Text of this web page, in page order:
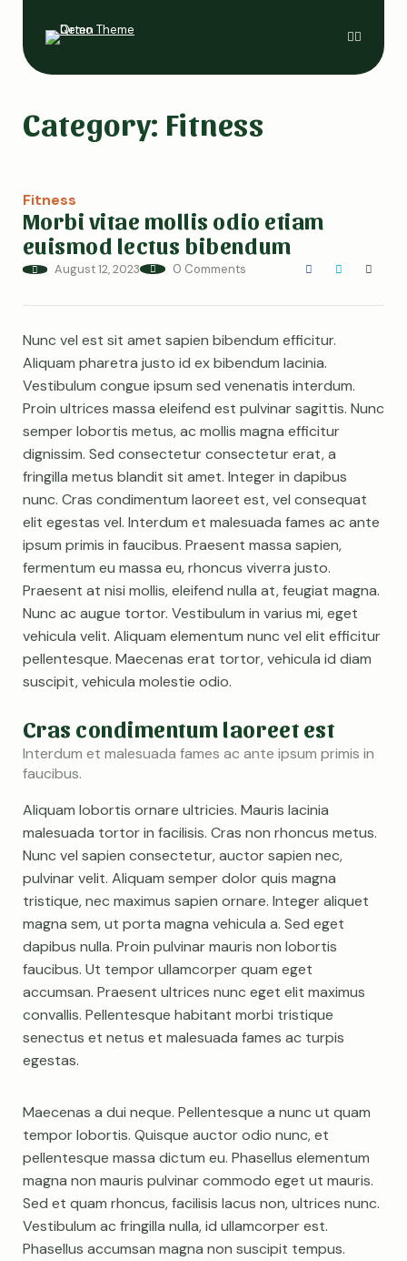
Category: Fitness
Fitness
Morbi vitae mollis odio etiam
euismod lectus bibendum
August 12, 2023 0 Comments
Nunc vel est sit amet sapien bibendum efficitur.
Aliquam pharetra justo id ex bibendum lacinia.
Vestibulum congue ipsum sed venenatis interdum.
Proin ultrices massa eleifend est pulvinar sagittis. Nunc
semper lobortis metus, ac mollis magna efficitur
dignissim. Sed consectetur consectetur erat, a
fringilla metus blandit sit amet. Integer in dapibus
nunc. Cras condimentum laoreet est, vel consequat
elit egestas vel. Interdum et malesuada fames ac ante
ipsum primis in faucibus. Praesent massa sapien,
fermentum eu massa eu, rhoncus viverra justo.
Praesent at nisi mollis, eleifend nulla at, feugiat magna.
Nunc ac augue tortor. Vestibulum in varius mi, eget
vehicula velit. Aliquam elementum nunc vel elit efficitur
pellentesque. Maecenas erat tortor, vehicula id diam
suscipit, vehicula molestie odio.
Cras condimentum laoreet est
Interdum et malesuada fames ac ante ipsum primis in
faucibus.
Aliquam lobortis ornare ultricies. Mauris lacinia
malesuada tortor in facilisis. Cras non rhoncus metus.
Nunc vel sapien consectetur, auctor sapien nec,
pulvinar velit. Aliquam semper dolor quis magna
tristique, nec maximus sapien ornare. Integer aliquet
magna sem, ut porta magna vehicula a. Sed eget
dapibus nulla. Proin pulvinar mauris non lobortis
faucibus. Ut tempor ullamcorper quam eget
accumsan. Praesent ultrices nunc eget elit maximus
convallis. Pellentesque habitant morbi tristique
senectus et netus et malesuada fames ac turpis
egestas.
Maecenas a dui neque. Pellentesque a nunc ut quam
tempor lobortis. Quisque auctor odio nunc, et
pellentesque massa dictum eu. Phasellus elementum
magna non mauris pulvinar commodo eget ut mauris.
Sed et quam rhoncus, facilisis lacus non, ultrices nunc.
Vestibulum ac fringilla nulla, id ullamcorper est.
Phasellus accumsan magna non suscipit tempus.
Blog